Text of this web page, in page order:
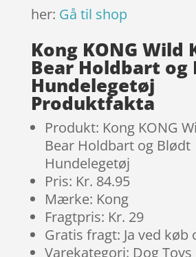
her: Gå til shop
Kong KONG Wild
Bear Holdbart og
Hundelegetøj
Produktfakta
Produkt: Kong KONG
Bear Holdbart og Blødt
Hundelegetøj
Pris: Kr. 84.95
Mærke: Kong
Fragtpris: Kr. 29
Gratis fragt: Ja ved køb
Varekategori: Dog Toys